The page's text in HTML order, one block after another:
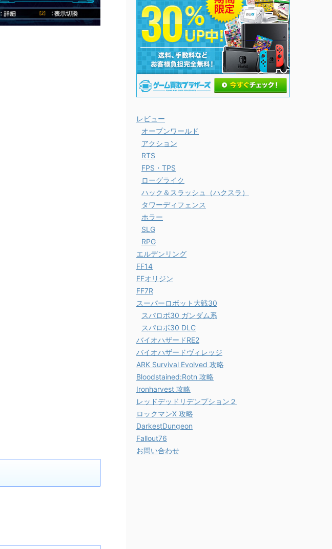
レビュー
オープンワールド
アクション
RTS
FPS・TPS
ローグライク
ハック＆スラッシュ（ハクスラ）
タワーディフェンス
ホラー
SLG
RPG
エルデンリング
FF14
FFオリジン
FF7R
スーパーロボット大戦30
スパロボ30 ガンダム系
スパロボ30 DLC
バイオハザードRE2
バイオハザードヴィレッジ
ARK Survival Evolved 攻略
Bloodstained:Rotn 攻略
Ironharvest 攻略
レッドデッドリデンプション２
ロックマンX 攻略
DarkestDungeon
Fallout76
お問い合わせ